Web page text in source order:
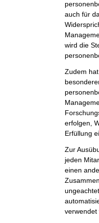
auch für
wird die
Zudem
erfolgen,
Erfüllung
Zur
jeden
einen
verwendet